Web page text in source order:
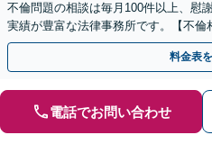
不倫問題の相談は毎月100件以上、慰
実績が豊富な法律事務所です。【不倫
ご契約まで対応可/来所不要】
料金表
電話でお問い合わせ